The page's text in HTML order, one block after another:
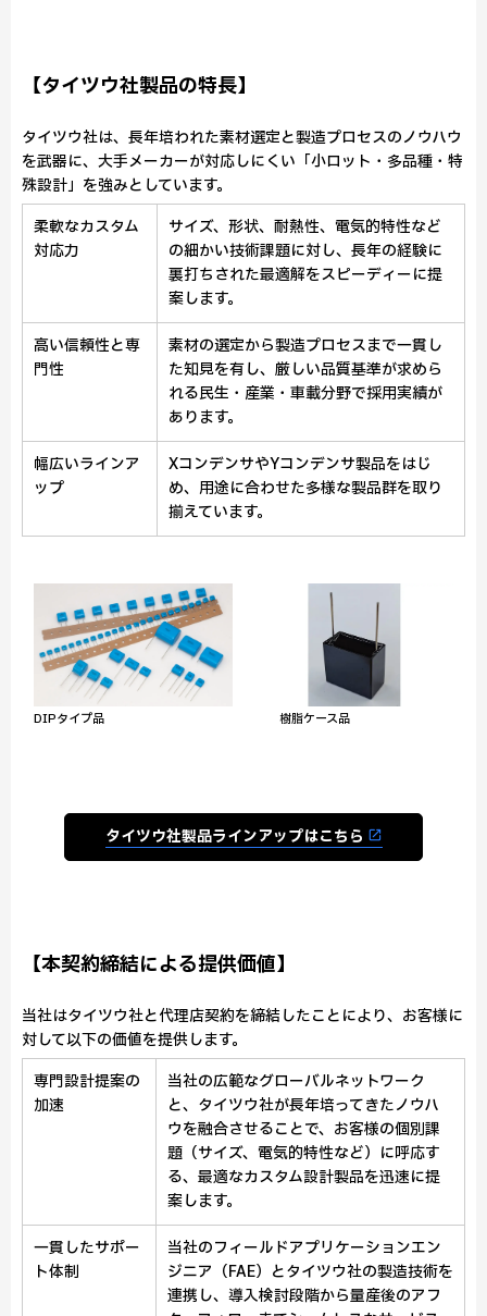
【タイツウ社製品の特長】
タイツウ社は、長年培われた素材選定と製造プロセスのノウハウ
を武器に、大手メーカーが対応しにくい「小ロット・多品種・特
殊設計」を強みとしています。
柔軟なカスタム
対応力
サイズ、形状、耐熱性、電気的特性など
の細かい技術課題に対し、長年の経験に
裏打ちされた最適解をスピーディーに提
案します。
高い信頼性と専
門性
素材の選定から製造プロセスまで一貫し
た知見を有し、厳しい品質基準が求めら
れる民生・産業・車載分野で採用実績が
あります。
幅広いラインア
ップ
XコンデンサやYコンデンサ製品をはじ
め、用途に合わせた多様な製品群を取り
揃えています。
DIPタイプ品 樹脂ケース品
タイツウ社製品ラインアップはこちら
【本契約締結による提供価値】
当社はタイツウ社と代理店契約を締結したことにより、お客様に
対して以下の価値を提供します。
専門設計提案の
加速
当社の広範なグローバルネットワーク
と、タイツウ社が長年培ってきたノウハ
ウを融合させることで、お客様の個別課
題（サイズ、電気的特性など）に呼応す
る、最適なカスタム設計製品を迅速に提
案します。
一貫したサポー
ト体制
当社のフィールドアプリケーションエン
ジニア（FAE）とタイツウ社の製造技術を
連携し、導入検討段階から量産後のアフ